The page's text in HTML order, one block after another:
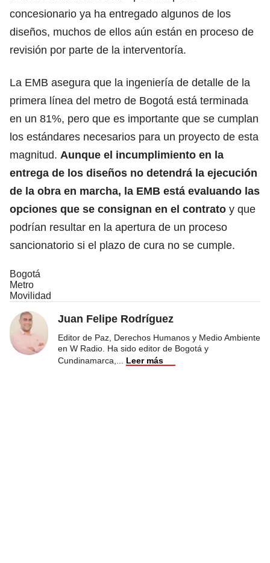
concesionario ya ha entregado algunos de los
diseños, muchos de ellos aún están en proceso de
revisión por parte de la interventoría.
La EMB asegura que la ingeniería de detalle de la
primera línea del metro de Bogotá está terminada
en un 81%, pero que es importante que se cumplan
los estándares necesarios para un proyecto de esta
magnitud. Aunque el incumplimiento en la
entrega de los diseños no detendrá la ejecución
de la obra en marcha, la EMB está evaluando las
opciones que se consignan en el contrato y que
podrían resultar en la apertura de un proceso
sancionatorio si el plazo de cura no se cumple.
Bogotá
Metro
Movilidad
Juan Felipe Rodríguez
Editor de Paz, Derechos Humanos y Medio Ambiente
en W Radio. Ha sido editor de Bogotá y
Cundinamarca,
Leer más